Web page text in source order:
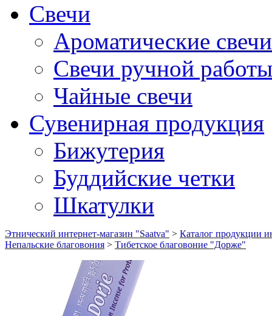
Свечи
Ароматические свечи
Свечи ручной работы
Чайные свечи
Сувенирная продукция
Бижутерия
Буддийские четки
Шкатулки
Этнический интернет-магазин "Saatva" > Каталог продукции
Непальские благовония > Тибетское благовоние "Дорже"